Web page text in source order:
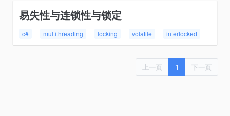
易失性与连锁性与锁定
c# multithreading locking volatile interlocked
上一页 1 下一页